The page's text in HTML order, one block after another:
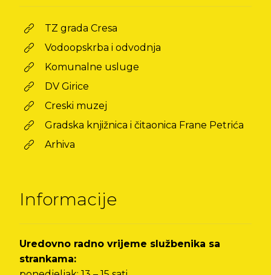
TZ grada Cresa
Vodoopskrba i odvodnja
Komunalne usluge
DV Girice
Creski muzej
Gradska knjižnica i čitaonica Frane Petrića
Arhiva
Informacije
Uredovno radno vrijeme službenika sa
strankama: